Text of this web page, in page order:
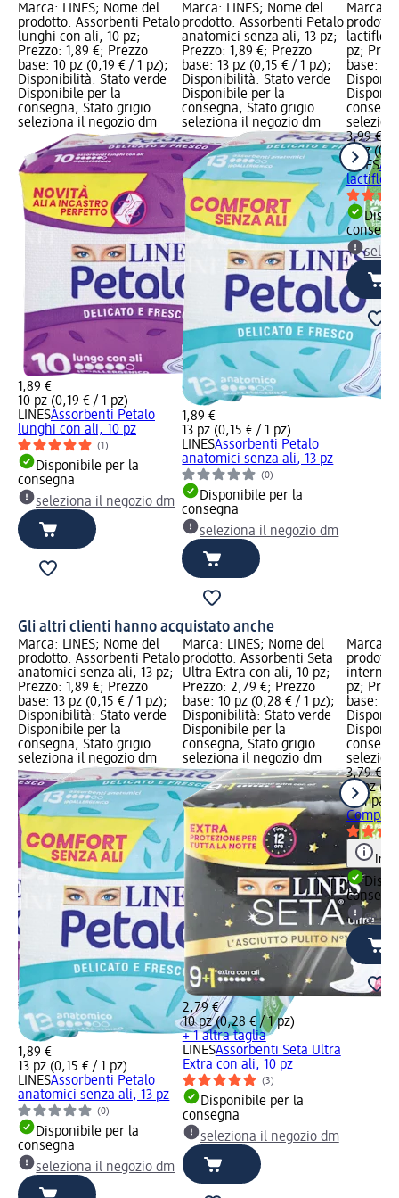
Marca: LINES; Nome del
prodotto: Assorbenti Petalo
lunghi con ali, 10 pz;
Prezzo: 1,89 €; Prezzo
base: 10 pz (0,19 € / 1 pz);
Disponibilità: Stato verde
Disponibile per la
consegna, Stato grigio
seleziona il negozio dm
1,89 €
10 pz (0,19 € / 1 pz)
LINESAssorbenti Petalo
lunghi con ali, 10 pz
(1)
Disponibile per la
consegna
seleziona il negozio dm
Marca: LINES; Nome del
prodotto: Assorbenti Petalo
anatomici senza ali, 13 pz;
Prezzo: 1,89 €; Prezzo
base: 13 pz (0,15 € / 1 pz);
Disponibilità: Stato verde
Disponibile per la
consegna, Stato grigio
seleziona il negozio dm
1,89 €
13 pz (0,15 € / 1 pz)
LINESAssorbenti Petalo
anatomici senza ali, 13 pz
(0)
Disponibile per la
consegna
seleziona il negozio dm
Marca:
pz;
base: 9
3,99 €
9 pz
LINES
Gli altri clienti hanno acquistato anche
Marca: LINES; Nome del
prodotto: Assorbenti Petalo
anatomici senza ali, 13 pz;
Prezzo: 1,89 €; Prezzo
base: 13 pz (0,15 € / 1 pz);
Disponibilità: Stato verde
Disponibile per la
consegna, Stato grigio
seleziona il negozio dm
1,89 €
13 pz (0,15 € / 1 pz)
LINESAssorbenti Petalo
anatomici senza ali, 13 pz
(0)
Disponibile per la
consegna
seleziona il negozio dm
Marca: LINES; Nome del
prodotto: Assorbenti Seta
Ultra Extra con ali, 10 pz;
Prezzo: 2,79 €; Prezzo
base: 10 pz (0,28 € / 1 pz);
Disponibilità: Stato verde
Disponibile per la
consegna, Stato grigio
seleziona il negozio dm
2,79 €
10 pz (0,28 € / 1 pz)
+ 1 altra taglia
LINESAssorbenti Seta Ultra
Extra con ali, 10 pz
(3)
Disponibile per la
consegna
seleziona il negozio dm
Marca:
interni
pz;
base:
3,79 €
16 pz
Tampax
Compak